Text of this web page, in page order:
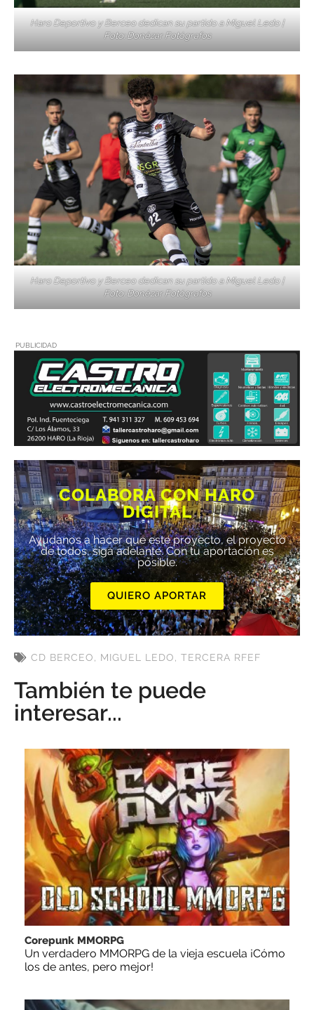
Haro Deportivo y Berceo dedican su partido a Miguel Ledo |
Foto: Donézar Fotógrafos
Haro Deportivo y Berceo dedican su partido a Miguel Ledo |
Foto: Donézar Fotógrafos
PUBLICIDAD
COLABORA CON HARO
DIGITAL
Ayúdanos a hacer que este proyecto, el proyecto
de todos, siga adelante. Con tu aportación es
posible.
QUIERO APORTAR
CD BERCEO, MIGUEL LEDO, TERCERA RFEF
También te puede
interesar...
Corepunk MMORPG
Un verdadero MMORPG de la vieja escuela ¡Cómo
los de antes, pero mejor!